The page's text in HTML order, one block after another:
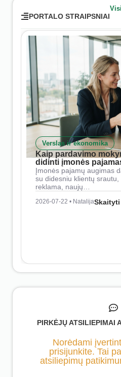
PORTALO STRAIPSNIAI
Verslas ir ekonomika
Kaip pardavimo
didinti įmonės
Įmonės pajamų augimas
su didesniu klientų srautu,
reklama, naujų…
2026-07-22 • Natalija
PIRKĖJŲ ATSILIEPIMAI
Norėdami
prisijunkite. Tai
atsiliepimų